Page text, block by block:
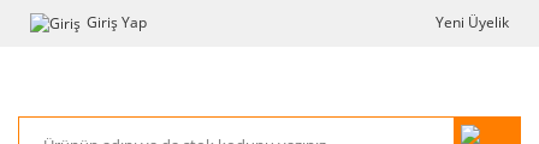
Giriş Yap Yeni Üyelik